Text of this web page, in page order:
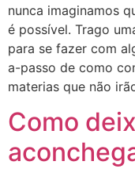
nunca imaginamos
é possível. Trago
para se fazer com
a-passo de como
materias que não
Como